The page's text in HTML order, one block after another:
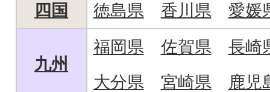
四国
徳島県 香川県 愛媛
九州
福岡県 佐賀県
長崎
大分県
宮崎県
鹿児